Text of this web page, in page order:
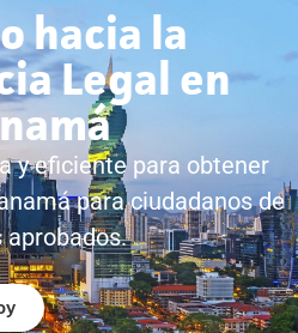
hacia la
Legal en
y eficiente para obtener
para ciudadanos de
aprobados.